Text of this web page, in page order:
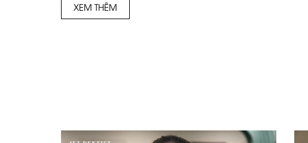
XEM THÊM